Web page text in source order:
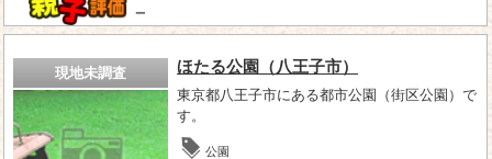
－
現地未調査 ほたる公園（八王子市）
東京都八王子市にある都市公園（街区公園）で
す。
公園